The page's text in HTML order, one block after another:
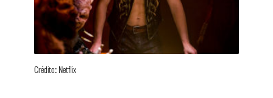
Crédito: Netflix